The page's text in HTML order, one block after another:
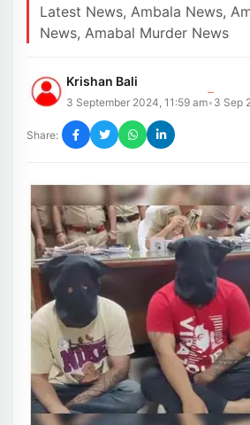
Latest News, Ambala News,
News, Amabal Murder News
Krishan Bali
3 September 2024, 11:59 am• 3 Sep
Share: